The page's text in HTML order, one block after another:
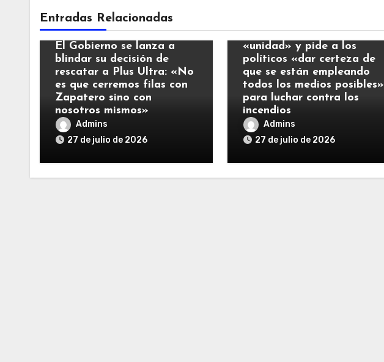
Entradas Relacionadas
Noticias
El Gobierno se lanza a
blindar su decisión de
rescatar a Plus Ultra: «No
es que cerremos filas con
Zapatero sino con
nosotros mismos»
Admins
27 de julio de 2026
El Rey llama a la
«unidad» y pide a los
políticos «dar certeza de
que se están empleando
todos los medios posibles»
para luchar contra los
incendios
Admins
27 de julio de 2026